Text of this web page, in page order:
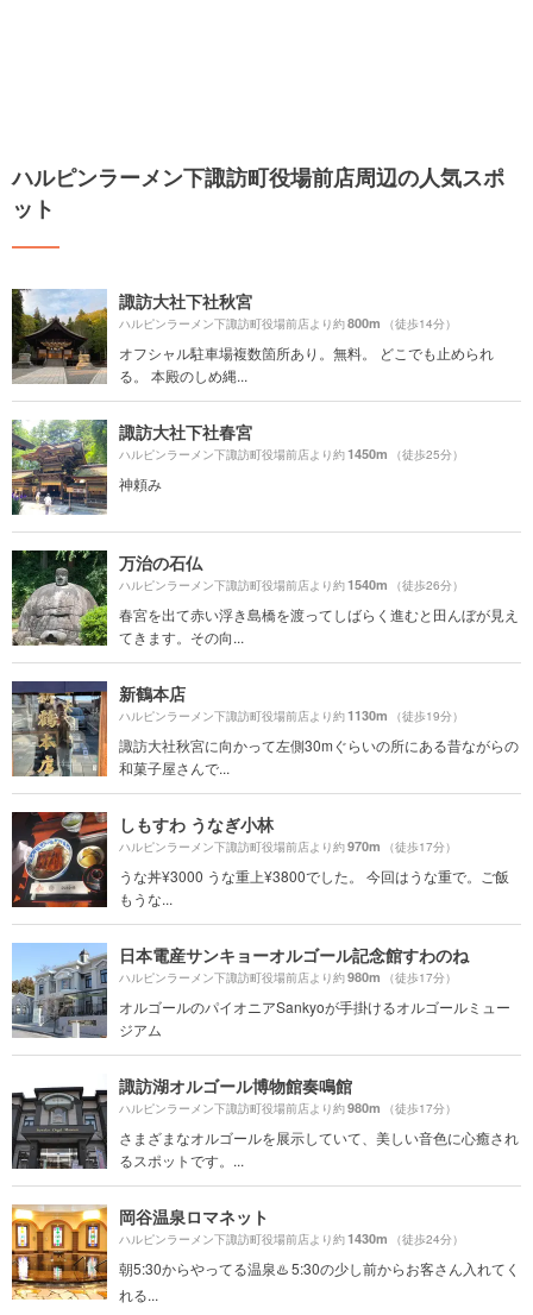
ハルピンラーメン下諏訪町役場前店周辺の人気スポ
ット
諏訪大社下社秋宮
ハルピンラーメン下諏訪町役場前店より約800m （徒歩14分）
オフシャル駐車場複数箇所あり。無料。 どこでも止められ
る。 本殿のしめ縄...
諏訪大社下社春宮
ハルピンラーメン下諏訪町役場前店より約1450m （徒歩25分）
神頼み
万治の石仏
ハルピンラーメン下諏訪町役場前店より約1540m （徒歩26分）
春宮を出て赤い浮き島橋を渡ってしばらく進むと田んぼが見え
てきます。その向...
新鶴本店
ハルピンラーメン下諏訪町役場前店より約1130m （徒歩19分）
諏訪大社秋宮に向かって左側30mぐらいの所にある昔ながらの
和菓子屋さんで...
しもすわ うなぎ小林
ハルピンラーメン下諏訪町役場前店より約970m （徒歩17分）
うな丼¥3000 うな重上¥3800でした。 今回はうな重で。ご飯
もうな...
日本電産サンキョーオルゴール記念館すわのね
ハルピンラーメン下諏訪町役場前店より約980m （徒歩17分）
オルゴールのパイオニアSankyoが手掛けるオルゴールミュー
ジアム
諏訪湖オルゴール博物館奏鳴館
ハルピンラーメン下諏訪町役場前店より約980m （徒歩17分）
さまざまなオルゴールを展示していて、美しい音色に心癒され
るスポットです。...
岡谷温泉ロマネット
ハルピンラーメン下諏訪町役場前店より約1430m （徒歩24分）
朝5:30からやってる温泉♨️ 5:30の少し前からお客さん入れてく
れる...